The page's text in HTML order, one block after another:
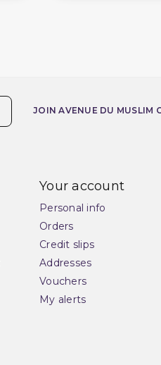
JOIN AVENUE DU MUSLIM
Your account
Personal info
Orders
Credit slips
Addresses
Vouchers
My alerts